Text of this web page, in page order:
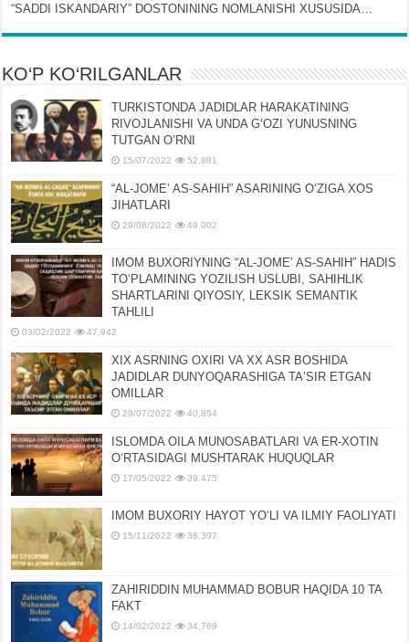
“SADDI ISKANDARIY” DOSTONINING NOMLANISHI XUSUSIDA…
KO‘P KO‘RILGANLAR
TURKISTONDA JADIDLAR HARAKATINING
RIVOJLANISHI VA UNDA GʻOZI YUNUSNING
TUTGAN OʻRNI
15/07/2022 52,881
“AL-JOMEʼ AS-SAHIH” ASARINING OʻZIGA XOS
JIHATLARI
29/08/2022 49,002
IMOM BUXORIYNING “AL-JOMEʼ AS-SAHIH” HADIS
TOʻPLAMINING YOZILISH USLUBI, SAHIHLIK
SHARTLARINI QIYOSIY, LЕKSIK SЕMANTIK
TAHLILI
03/02/2022 47,942
XIX ASRNING OXIRI VA XX ASR BOSHIDA
JADIDLAR DUNYOQARASHIGA TAʼSIR ETGAN
OMILLAR
29/07/2022 40,854
ISLOMDA OILA MUNOSABATLARI VA ER-XOTIN
OʻRTASIDAGI MUSHTARAK HUQUQLAR
17/05/2022 39,475
IMOM BUXORIY HAYOT YOʻLI VA ILMIY FAOLIYATI
15/11/2022 36,397
ZAHIRIDDIN MUHAMMAD BOBUR HAQIDA 10 TA
FAKT
14/02/2022 34,769